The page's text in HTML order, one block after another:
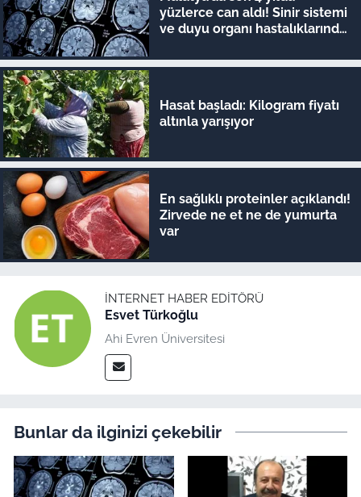
yüzlerce can aldı! Sinir sistemi
ve duyu organı hastalıklarında
Hasat başladı: Kilogram fiyatı
altınla yarışıyor
En sağlıklı proteinler açıklandı!
Zirvede ne et ne de yumurta
var
İNTERNET HABER EDITÖRÜ
Esvet Türkoğlu
Ahi Evren Üniversitesi
Bunlar da ilginizi çekebilir